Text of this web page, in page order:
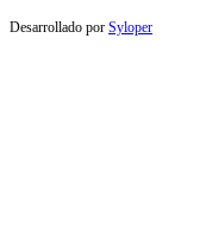
Desarrollado por Syloper